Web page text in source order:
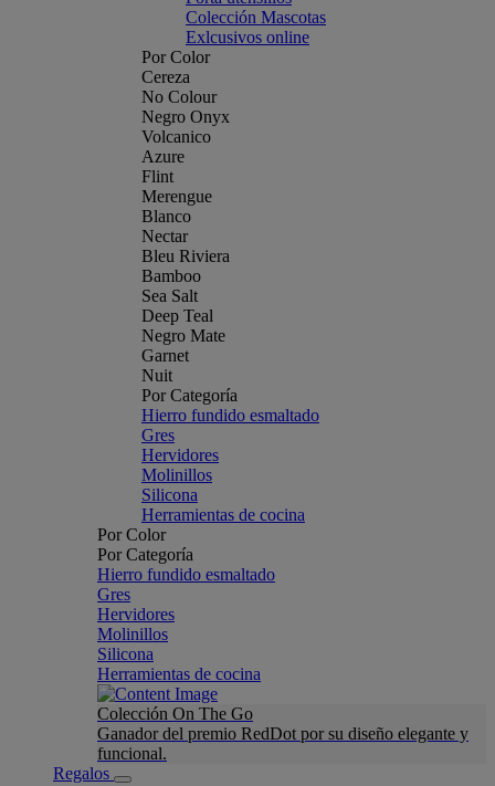
Colección Mascotas
Exlcusivos online
Por Color
Cereza
No Colour
Negro Onyx
Volcanico
Azure
Flint
Merengue
Blanco
Nectar
Bleu Riviera
Bamboo
Sea Salt
Deep Teal
Negro Mate
Garnet
Nuit
Por Categoría
Hierro fundido esmaltado
Gres
Hervidores
Molinillos
Silicona
Herramientas de cocina
Por Color
Por Categoría
Hierro fundido esmaltado
Gres
Hervidores
Molinillos
Silicona
Herramientas de cocina
Colección On The Go
Ganador del premio RedDot por su diseño elegante y
funcional.
Regalos